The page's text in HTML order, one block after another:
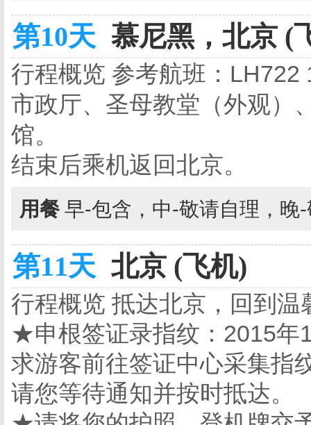
第10天 慕尼黑，北京 (
行程概览 参考航班：LH722
市政厅、圣母教堂 （外观）
馆。
结束后乘机返回北京。
用餐 早-包含，中-敬请自理，晚
第11天 北京 (飞机)
行程概览 抵达北京，回到温
★申根签证录指纹：2015年
求游客前往签证中心采集指
请您等待通知并按时抵达。